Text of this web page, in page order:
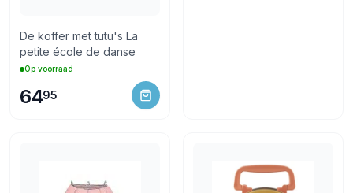
De koffer met tutu's La
petite école de danse
Op voorraad
6495